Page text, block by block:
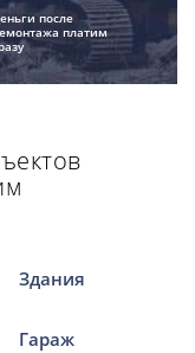
после
платим
Здания
Гараж